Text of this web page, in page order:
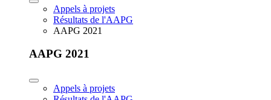
Appels à projets
Résultats de l'AAPG
AAPG 2021
AAPG 2021
Appels à projets